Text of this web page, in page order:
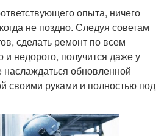
опыта, ничего
не поздно. Следуя советам
сделать ремонт по всем
и недорого, получится даже у
обновленной
своими руками и полностью под